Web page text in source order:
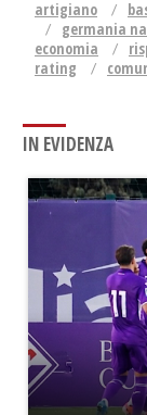
artigiano
germania
economia
rating
IN EVIDENZA